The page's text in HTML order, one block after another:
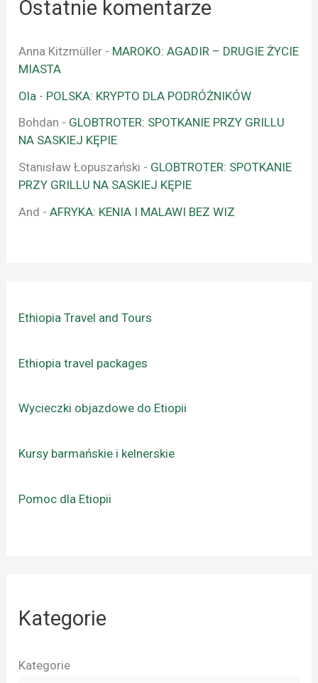
Ostatnie komentarze
Anna Kitzmüller - MAROKO: AGADIR – DRUGIE ŻYCIE
MIASTA
Ola - POLSKA: KRYPTO DLA PODRÓŻNIKÓW
Bohdan - GLOBTROTER: SPOTKANIE PRZY GRILLU
NA SASKIEJ KĘPIE
Stanisław Łopuszański - GLOBTROTER: SPOTKANIE
PRZY GRILLU NA SASKIEJ KĘPIE
And -AFRYKA: KENIA I MALAWI BEZ WIZ
Ethiopia Travel and Tours
Ethiopia travel packages
Wycieczki objazdowe do Etiopii
Kursy barmańskie i kelnerskie
Pomoc dla Etiopii
Kategorie
Kategorie